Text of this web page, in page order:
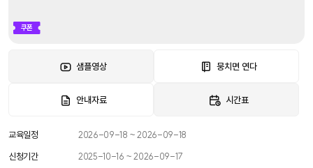
쿠폰
샘플영상 뭉치면 연다
안내자료 시간표
교육일정
2026-09-18 ~ 2026-09-18
신청기간
2025-10-16 ~ 2026-09-17